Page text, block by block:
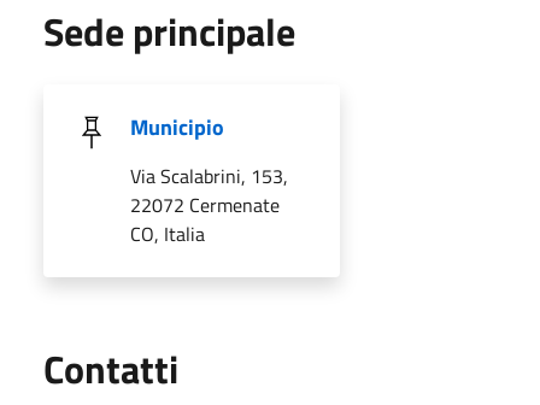
Sede principale
Municipio
Via Scalabrini, 153,
22072 Cermenate
CO, Italia
Contatti